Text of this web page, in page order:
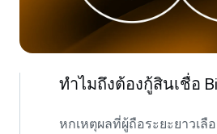
ทำไมถึงต้องกู้สินเชื่อ
หกเหตุผลที่ผู้ถือระยะยาวเลื